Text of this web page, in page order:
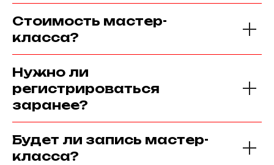
Стоимость мастер-
класса?
Нужно ли
регистрироваться
заранее?
Будет ли запись мастер-
класса?